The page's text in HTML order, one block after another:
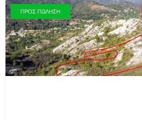
ΠΡΟΣ ΠΩΛΗΣΗ
Προηγούμενο